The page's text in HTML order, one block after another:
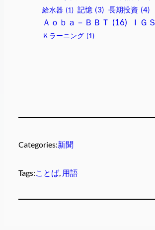
給水器 (1) 記憶 (3) 長期投資 (4)
Ａｏｂａ－ＢＢＴ (16) ＩＧＳ
Ｋラーニング (1)
Categories:新聞
Tags:ことば, 用語